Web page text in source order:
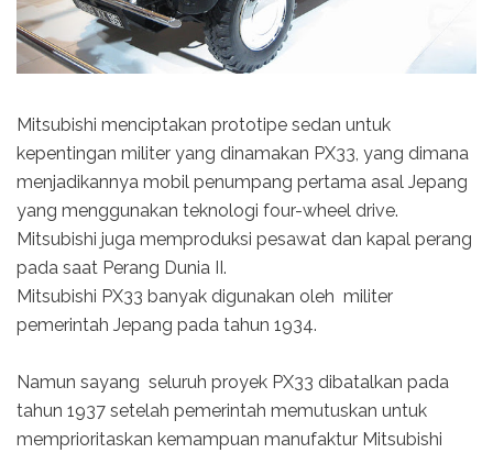
Mitsubishi menciptakan prototipe sedan untuk
kepentingan militer yang dinamakan PX33, yang dimana
menjadikannya mobil penumpang pertama asal Jepang
yang menggunakan teknologi four-wheel drive.
Mitsubishi juga memproduksi pesawat dan kapal perang
pada saat Perang Dunia II.
Mitsubishi PX33 banyak digunakan oleh militer
pemerintah Jepang pada tahun 1934.
Namun sayang seluruh proyek PX33 dibatalkan pada
tahun 1937 setelah pemerintah memutuskan untuk
memprioritaskan kemampuan manufaktur Mitsubishi